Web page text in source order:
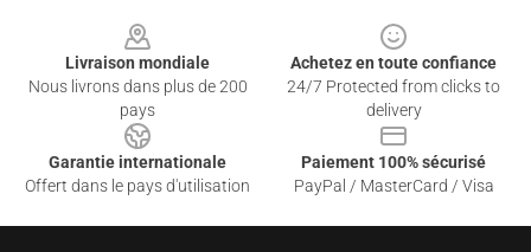
Livraison mondiale
Nous livrons dans plus de 200
pays
Achetez en toute confiance
24/7 Protected from clicks to
delivery
Garantie internationale
Offert dans le pays d'utilisation
Paiement 100% sécurisé
PayPal / MasterCard / Visa